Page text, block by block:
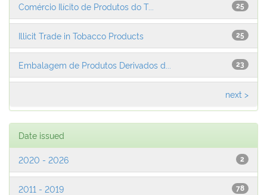
25
Comércio Ilícito de Produtos do T...
25
Illicit Trade in Tobacco Products
23
Embalagem de Produtos Derivados d...
next >
Date issued
2
2020 - 2026
78
2011 - 2019